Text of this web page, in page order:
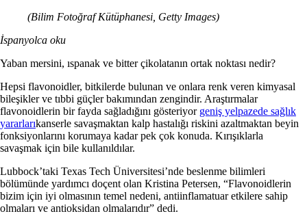
(Bilim Fotoğraf Kütüphanesi, Getty Images)
İspanyolca oku
Yaban mersini, ıspanak ve bitter çikolatanın ortak noktası nedir?
Hepsi flavonoidler, bitkilerde bulunan ve onlara renk veren kimyasal
bileşikler ve tıbbi güçler bakımından zengindir. Araştırmalar
flavonoidlerin bir fayda sağladığını gösteriyor geniş yelpazede sağlık
yararlarıkanserle savaşmaktan kalp hastalığı riskini azaltmaktan beyin
fonksiyonlarını korumaya kadar pek çok konuda. Kırışıklarla
savaşmak için bile kullanıldılar.
Lubbock’taki Texas Tech Üniversitesi’nde beslenme bilimleri
bölümünde yardımcı doçent olan Kristina Petersen, “Flavonoidlerin
bizim için iyi olmasının temel nedeni, antiinflamatuar etkilere sahip
olmaları ve antioksidan olmalarıdır” dedi.